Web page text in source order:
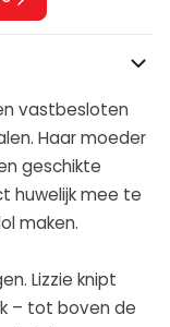
vastbesloten
Haar moeder
geschikte
huwelijk mee te
maken.
Lizzie knipt
– tot boven de